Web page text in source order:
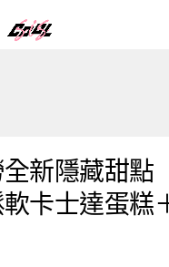
新隱藏甜點
卡士達蛋糕